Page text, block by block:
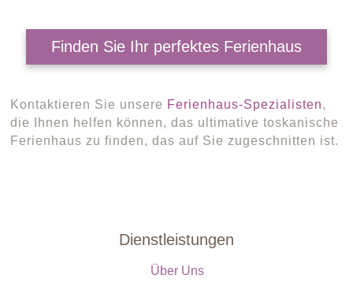
Finden Sie Ihr perfektes Ferienhaus
Kontaktieren Sie unsere Ferienhaus-Spezialisten,
die Ihnen helfen können, das ultimative toskanische
Ferienhaus zu finden, das auf Sie zugeschnitten ist.
Dienstleistungen
Über Uns